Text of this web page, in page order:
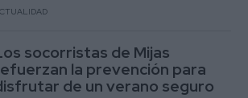
socorristas de Mijas
la prevención para
de un verano seguro